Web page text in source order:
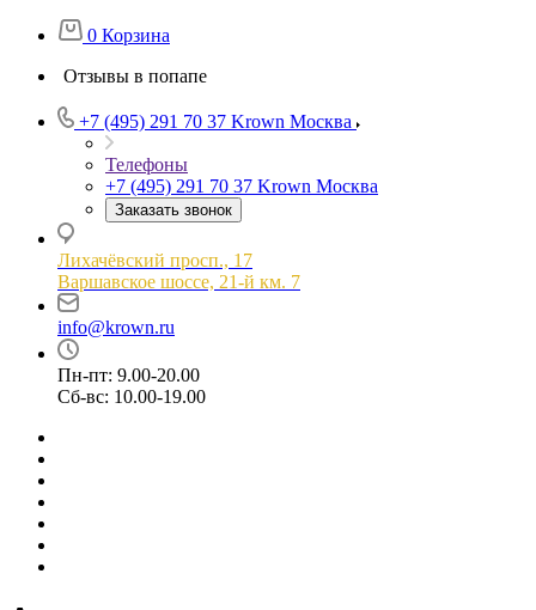
0 Корзина
Отзывы в попапе
+7 (495) 291 70 37 Krown Москва
Телефоны
+7 (495) 291 70 37 Krown Москва
Заказать звонок
Лихачёвский просп., 17
Варшавское шоссе, 21-й км. 7
info@krown.ru
Пн-пт: 9.00-20.00
Сб-вс: 10.00-19.00